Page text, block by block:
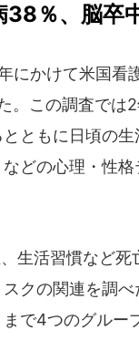
38％、脳卒
かけて米国看
。この調査では
ともに日頃の生
どの心理・性
生活習慣など死
クの関連を調
で4つのグルー